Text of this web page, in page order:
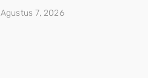
Agustus 7, 2026